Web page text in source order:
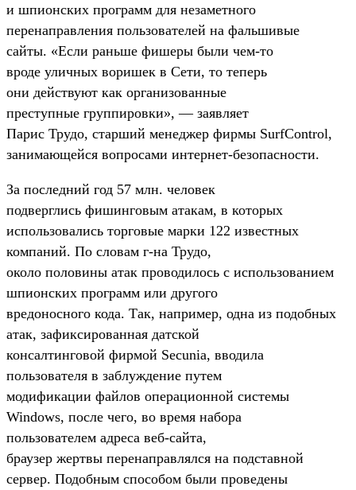
и шпионских программ для незаметного
перенаправления пользователей на фальшивые
сайты. «Если раньше фишеры были чем-то
вроде уличных воришек в Сети, то теперь
они действуют как организованные
преступные группировки», — заявляет
Парис Трудо, старший менеджер фирмы SurfControl,
занимающейся вопросами интернет-безопасности.
За последний год 57 млн. человек
подверглись фишинговым атакам, в которых
использовались торговые марки 122 известных
компаний. По словам г-на Трудо,
около половины атак проводилось с использованием
шпионских программ или другого
вредоносного кода. Так, например, одна из подобных
атак, зафиксированная датской
консалтинговой фирмой Secunia, вводила
пользователя в заблуждение путем
модификации файлов операционной системы
Windows, после чего, во время набора
пользователем адреса веб-сайта,
браузер жертвы перенаправлялся на подставной
сервер. Подобным способом были проведены